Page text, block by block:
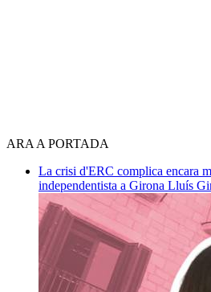
ARA A PORTADA
La crisi d'ERC complica encara
independentista a Girona Lluís